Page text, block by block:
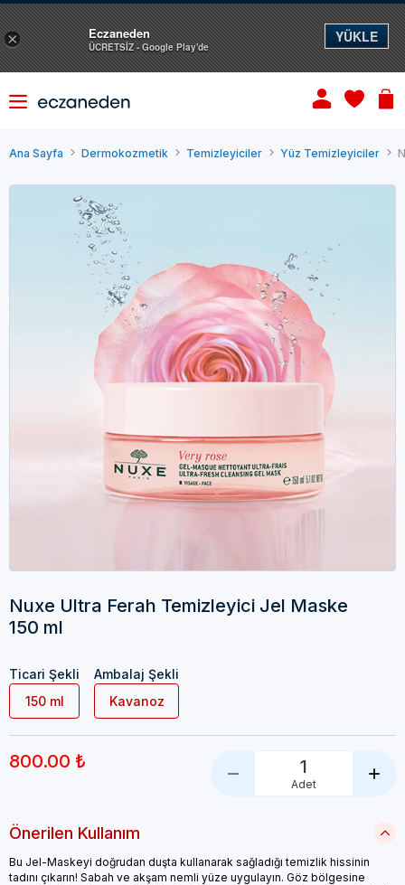
Ana Sayfa Dermokozmetik Temizleyiciler Yüz Temizleyiciler
Nuxe Ultra Ferah Temizleyici Jel Maske
150 ml
Ticari Şekli
150 ml
Ambalaj Şekli
Kavanoz
800.00 ₺ 1
Adet
Önerilen Kullanım
Bu Jel-Maskeyi doğrudan duşta kullanarak sağladığı temizlik hissinin
tadını çıkarın! Sabah ve akşam nemli yüze uygulayın. Göz bölgesine
× Eczaneden
ÜCRETSİZ - Google Play'de
YÜKLE